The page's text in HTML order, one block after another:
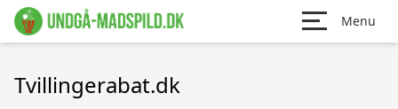
Menu
Tvillingerabat.dk